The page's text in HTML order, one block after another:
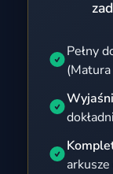
Pełny